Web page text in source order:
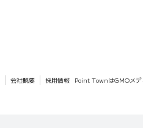
会社概要 採用情報 Point TownはGMOメデ